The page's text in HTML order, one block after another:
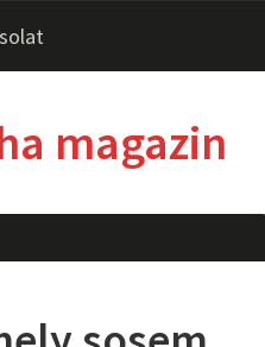
magazin